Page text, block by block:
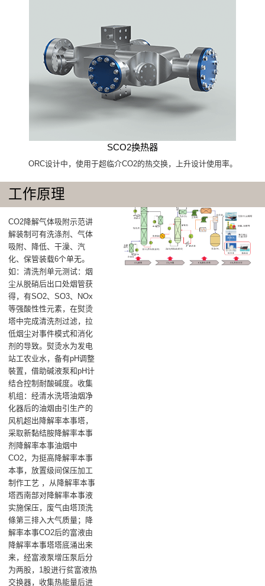
SCO2换热器
ORC设计中，使用于超临介CO2的热交换，上升设计使用率。
工作原理
CO2降解气体吸附示范讲
解装制可有洗涤剂、气体
吸附、降低、干澡、汽
化、保管装载6个单无。
如：清洗剂单元测试：烟
尘从脱硝后出口处烟管获
得，有SO2、SO3、NOx
等强酸性性元素，在熨烫
塔中完成清洗剂过滤，拉
低烟尘对事件模式和消化
剂的导致。熨烫水为发电
站工农业水，备有pH调整
裝置，借助碱液泵和pH计
结合控制耐酸碱度。收集
机组：经清水洗塔油烟净
化器后的油烟由引生产的
风机超出降解率本事塔，
采取新黏结胺降解率本事
剂降解率本事油烟中
CO2，为挺高降解率本事
本事，放置级间保压加工
制作工艺 ，从降解率本事
塔西南部对降解率本事液
实施保压，废气由塔顶洗
條第三排入大气质量；降
解率本事CO2后的富液由
降解率本事塔塔底涌出来
来，经富液泵增压泵后分
为两股，1股进行贫富液热
交换器，收集热能量后进